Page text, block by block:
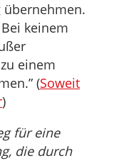
übernehmen.
keinem
einem
(Soweit
)
für eine
die durch